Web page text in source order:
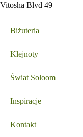
Vitosha Blvd 49
Biżuteria
Klejnoty
Świat Soloom
Inspiracje
Kontakt